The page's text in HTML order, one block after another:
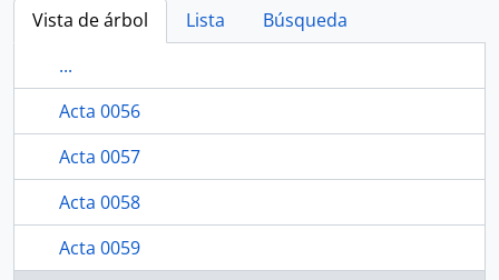
Vista de árbol Lista
Búsqueda
...
Acta 0056
Acta 0057
Acta 0058
Acta 0059